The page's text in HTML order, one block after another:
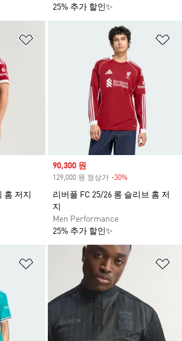
25% 추가 할인✨
홈 저지
Sale price
90,300 원
129,000 원 정상가 -30%
리버풀 FC 25/26 롱 슬리브 홈 저
지
Men Performance
25% 추가 할인✨
위시리스트 담기